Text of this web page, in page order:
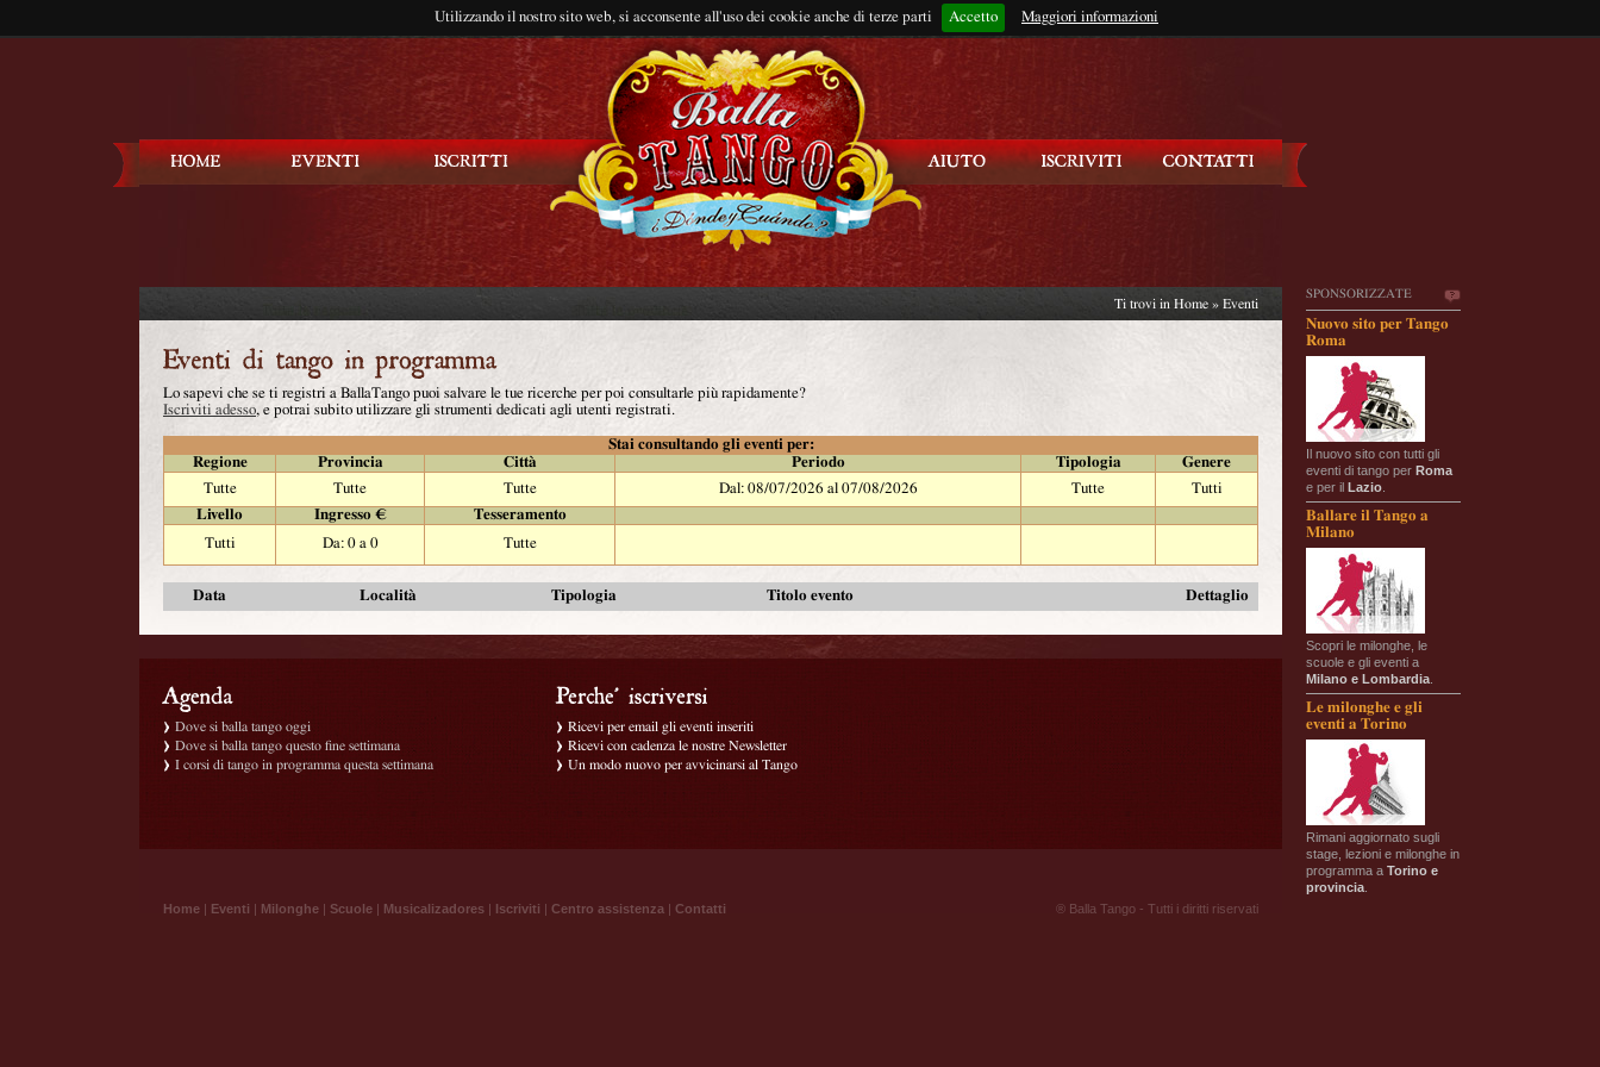
Utilizzando il nostro sito web, si acconsente all'uso dei cookie anche di terze parti Accetto Maggiori informazioni
Rimani connesso?
SPONSORIZZATE
Nuovo sito per Tango
Roma
Il nuovo sito con tutti gli
eventi di tango per Roma
e per il Lazio
Ballare il Tango a
Milano
Scopri le milonghe, le
scuole e gli eventi a
Milano e Lombardia
Le milonghe e gli
eventi a Torino
Rimani aggiornato sugli
stage, lezioni e milonghe in
programma a Torino e
provincia
Ti trovi in Home » Eventi
Lo sapevi che se ti registri a BallaTango puoi salvare le tue ricerche per poi consultarle più rapidamente?
Iscriviti adesso, e potrai subito utilizzare gli strumenti dedicati agli utenti registrati.
Stai consultando gli eventi per:
Regione
Provincia Città Periodo Tipologia
Genere
Tutte
Tutte Tutte Dal: 08/07/2026 al 07/08/2026 Tutte
Tutti
Livello
Ingresso €
Tesseramento
Tutti
Da: 0 a 0 Tutte
Data Località Tipologia Titolo evento Dettaglio
Dove si balla tango oggi
Dove si balla tango questo fine settimana
I corsi di tango in programma questa settimana
Ricevi per email gli eventi inseriti
Ricevi con cadenza le nostre Newsletter
Un modo nuovo per avvicinarsi al Tango
Home | Eventi | Milonghe | Scuole | Musicalizadores | Iscriviti | Centro assistenza | Contatti ® Balla Tango - Tutti i diritti riservati